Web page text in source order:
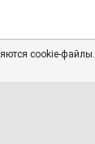
cookie-